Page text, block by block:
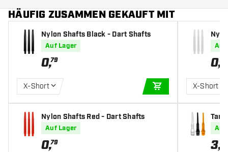
HÄUFIG ZUSAMMEN GEKAUFT MIT
Nylon Shafts Black - Dart Shafts
Auf Lager
0,79
X-Short
IN DEN
Nylon Shafts Red - Dart Shafts
Auf Lager
0,79
Auf
0,79
X-Short
Auf
3,75